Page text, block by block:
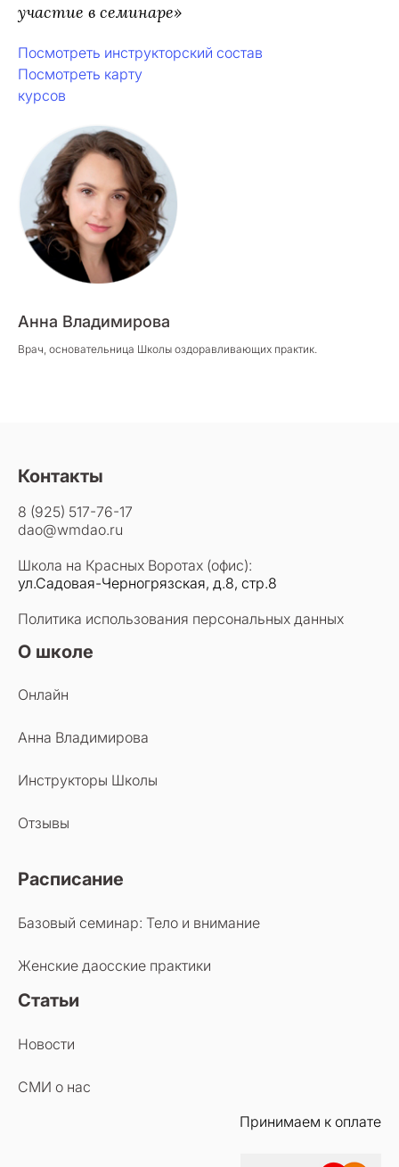
участие в семинаре»
Посмотреть инструкторский состав
Посмотреть карту
курсов
Анна Владимирова
Врач, основательница Школы оздоравливающих практик.
Контакты
8 (925) 517-76-17
dao@wmdao.ru
Школа на Красных Воротах (офис):
ул.Садовая-Черногрязская, д.8, стр.8
Политика использования персональных данных
О школе
Онлайн
Анна Владимирова
Инструкторы Школы
Отзывы
Расписание
Базовый семинар: Тело и внимание
Женские даосские практики
Статьи
Новости
СМИ о нас
Принимаем к оплате